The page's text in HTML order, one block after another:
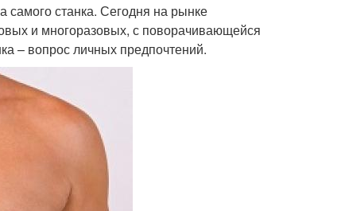
самого станка. Сегодня на рынке
и многоразовых, с поворачивающейся
– вопрос личных предпочтений.